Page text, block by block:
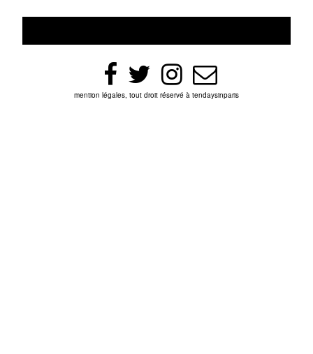
mention légales, tout droit réservé à tendaysinparis